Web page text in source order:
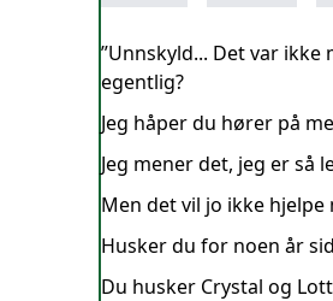
”Unnskyld... Det var
egentlig?
Jeg håper du hører på
Jeg mener det, jeg er så
Men det vil jo ikke hjelpe
Husker du for noen år
Du husker Crystal og